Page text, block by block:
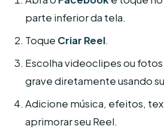
parte inferior da tela.
Toque Criar Reel.
Escolha videoclipes ou fotos
grave diretamente usando
Adicione música, efeitos,
aprimorar seu Reel.